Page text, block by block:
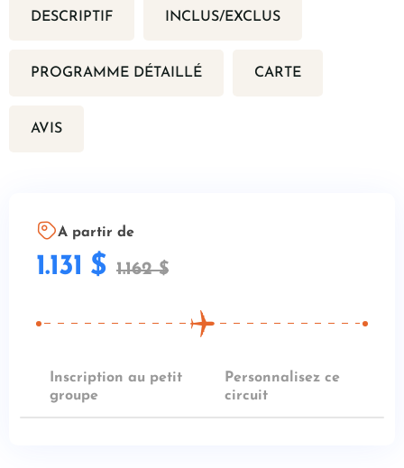
DESCRIPTIF INCLUS/EXCLUS
PROGRAMME DÉTAILLÉ CARTE
AVIS
A partir de
1.131 $ 1.162$
Inscription au petit
groupe
Personnalisez ce
circuit